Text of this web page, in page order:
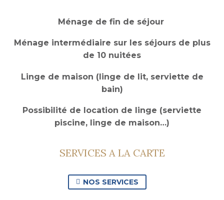
Ménage de fin de séjour
Ménage intermédiaire sur les séjours de plus
de 10 nuitées
Linge de maison (linge de lit, serviette de
bain)
Possibilité de location de linge (serviette
piscine, linge de maison…)
SERVICES A LA CARTE
 NOS SERVICES